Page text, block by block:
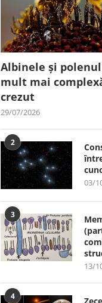
Albinele și
mult mai
crezut
29/07/2026
2
03/
3
13/
4